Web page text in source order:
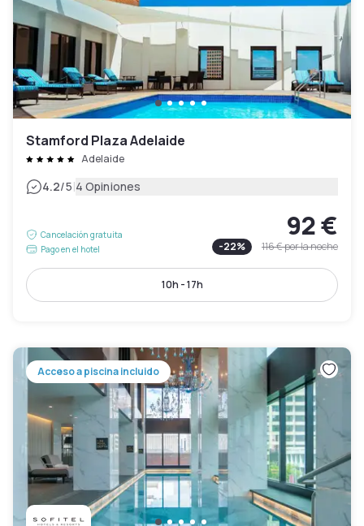
Stamford Plaza Adelaide
Adelaide
4.2/5|4 Opiniones
Cancelación gratuita
Pago en el hotel
92 €
-22% 116 €por la noche
10h - 17h
Acceso a piscina incluido